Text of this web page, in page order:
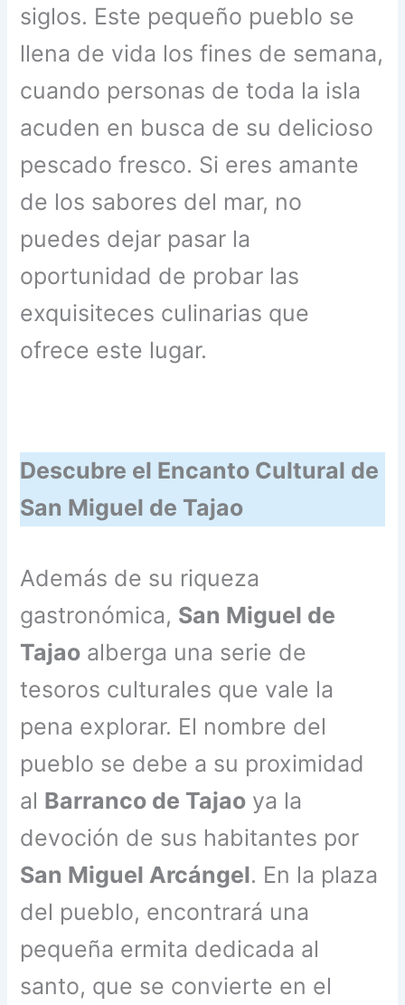
siglos. Este pequeño pueblo se
llena de vida los fines de semana,
cuando personas de toda la isla
acuden en busca de su delicioso
pescado fresco. Si eres amante
de los sabores del mar, no
puedes dejar pasar la
oportunidad de probar las
exquisiteces culinarias que
ofrece este lugar.
Descubre el Encanto Cultural de
San Miguel de Tajao
Además de su riqueza
gastronómica, San Miguel de
Tajao alberga una serie de
tesoros culturales que vale la
pena explorar. El nombre del
pueblo se debe a su proximidad
al Barranco de Tajao ya la
devoción de sus habitantes por
San Miguel Arcángel. En la plaza
del pueblo, encontrará una
pequeña ermita dedicada al
santo, que se convierte en el